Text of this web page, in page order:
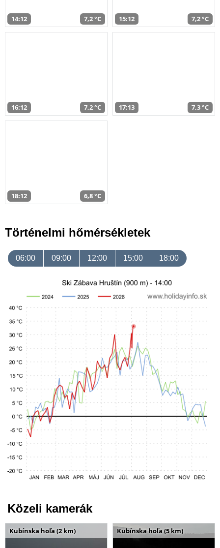
14:12 7,2 °C 15:12 7,2 °C
16:12 7,2 °C 17:13 7,3 °C
18:12 6,8 °C
Történelmi hőmérsékletek
06:00 09:00 12:00 15:00 18:00
Közeli kamerák
Kubínska hoľa (2 km) Kubínska hoľa (5 km)